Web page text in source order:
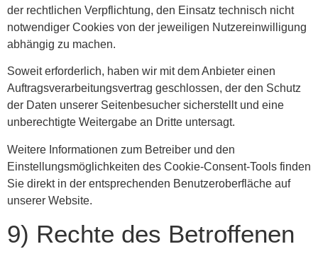
der rechtlichen Verpflichtung, den Einsatz technisch nicht
notwendiger Cookies von der jeweiligen Nutzereinwilligung
abhängig zu machen.
Soweit erforderlich, haben wir mit dem Anbieter einen
Auftragsverarbeitungsvertrag geschlossen, der den Schutz
der Daten unserer Seitenbesucher sicherstellt und eine
unberechtigte Weitergabe an Dritte untersagt.
Weitere Informationen zum Betreiber und den
Einstellungsmöglichkeiten des Cookie-Consent-Tools finden
Sie direkt in der entsprechenden Benutzeroberfläche auf
unserer Website.
9) Rechte des Betroffenen